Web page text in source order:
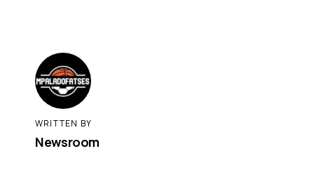
WRITTEN BY
Newsroom